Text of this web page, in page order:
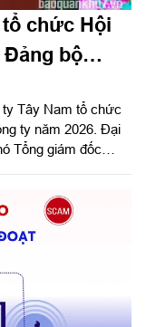
chức Hội
bộ
ty Tây Nam tổ chức
ty năm 2026. Đại
Tổng giám đốc